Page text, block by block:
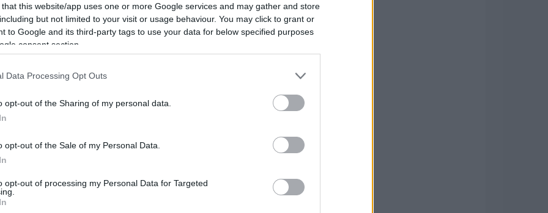
that this website/app uses one or more Google services and may gather and store
but not limited to your visit or usage behaviour. You may click to grant or
to Google and its third-party tags to use your data for below specified purposes
consent section.
Data Processing Opt Outs
opt-out of the Sharing of my personal data.
opt-out of the Sale of my Personal Data.
opt-out of processing my Personal Data for Targeted
années 2010, mais pas la nouvelle génération de
prêts à bousculer l’ordre établi, ont déçu et ont
le début du deuxième tour. Mardi 28 mai, Arthur
(20 ans) ont rejoint les autres déceptions